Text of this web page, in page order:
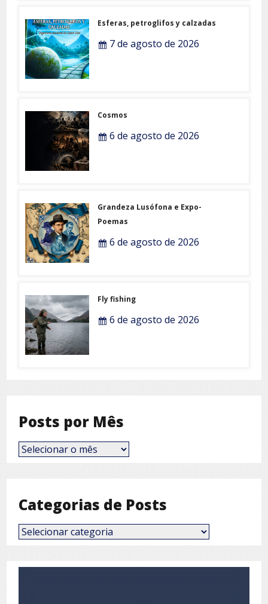
Esferas, petroglifos y calzadas
7 de agosto de 2026
Cosmos
6 de agosto de 2026
Grandeza Lusófona e Expo-
Poemas
6 de agosto de 2026
Fly fishing
6 de agosto de 2026
Posts por Mês
Posts
por
Categorias de Posts
Categorias
de